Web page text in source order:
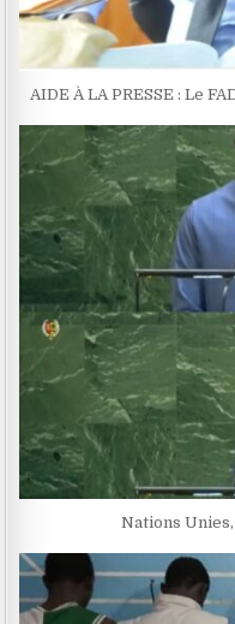
AIDE À LA PRESSE : Le
Nations